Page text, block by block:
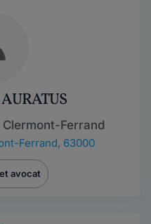
Ferrand
Ferrand, 63000
avocat